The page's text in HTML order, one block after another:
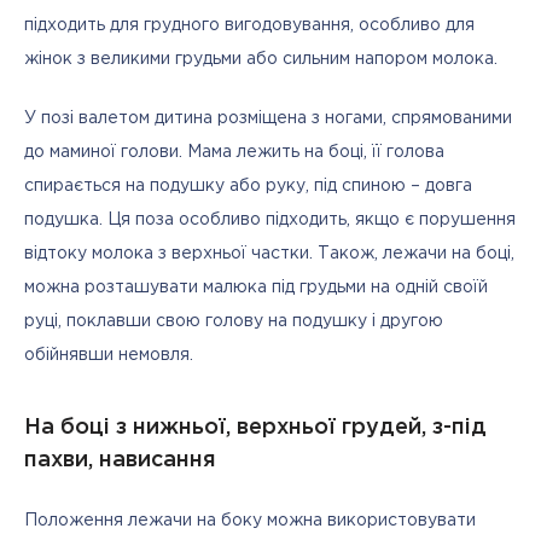
підходить для грудного вигодовування, особливо для
жінок з великими грудьми або сильним напором молока.
У позі валетом дитина розміщена з ногами, спрямованими
до маминої голови. Мама лежить на боці, її голова
спирається на подушку або руку, під спиною – довга
подушка. Ця поза особливо підходить, якщо є порушення
відтоку молока з верхньої частки. Також, лежачи на боці,
можна розташувати малюка під грудьми на одній своїй
руці, поклавши свою голову на подушку і другою
обійнявши немовля.
На боці з нижньої, верхньої грудей, з-під
пахви, нависання
Положення лежачи на боку можна використовувати